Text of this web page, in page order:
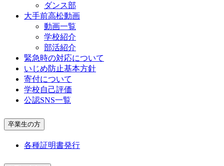
ダンス部
大手前高松動画
動画一覧
学校紹介
部活紹介
緊急時の対応について
いじめ防止基本方針
寄付について
学校自己評価
公認SNS一覧
卒業生の方
各種証明書発行